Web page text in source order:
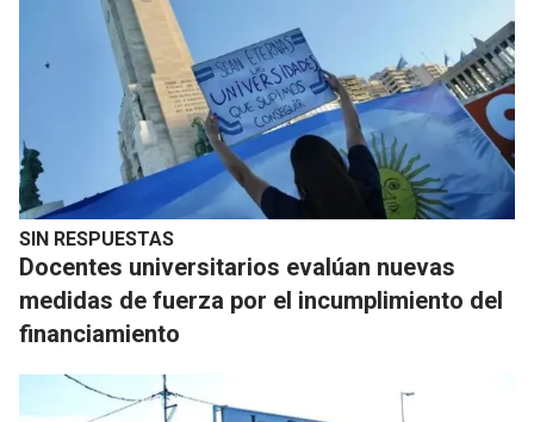
SIN RESPUESTAS
Docentes universitarios evalúan nuevas
medidas de fuerza por el incumplimiento del
financiamiento